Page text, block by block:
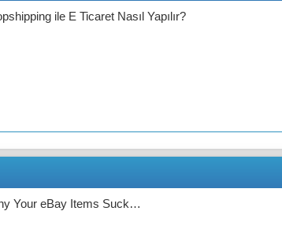
ile E Ticaret Nasıl Yapılır?
Your eBay Items Suck…